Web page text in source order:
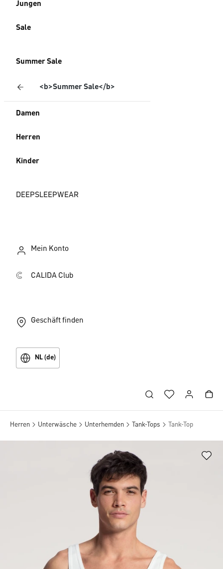
Jungen
Sale
Summer Sale
<b>Summer Sale</b>
Damen
Herren
Kinder
DEEPSLEEPWEAR
Mein Konto
CALIDA Club
Geschäft finden
NL (de)
Herren Unterwäsche Unterhemden Tank-Tops Tank-Top